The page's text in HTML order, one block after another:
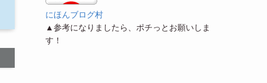
にほんブログ村
▲参考になりましたら、ポチっとお願いしま
す！